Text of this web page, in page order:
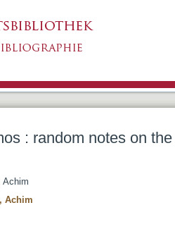
: random notes on
Achim
Achim